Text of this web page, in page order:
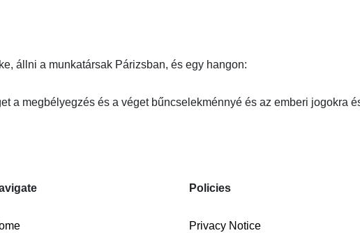
állni a munkatársak Párizsban, és egy hangon:
a megbélyegzés és a véget bűncselekménnyé és az emberi jogokra
Policies
Privacy Notice